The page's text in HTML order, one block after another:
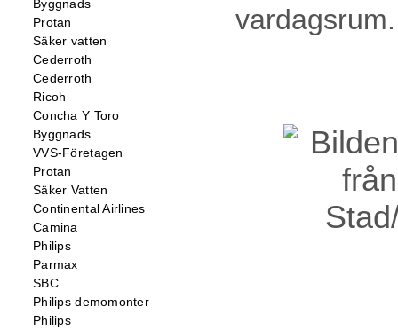
Byggnads
Protan
Säker vatten
Cederroth
Cederroth
Ricoh
Concha Y Toro
Byggnads
VVS-Företagen
Protan
Säker Vatten
Continental Airlines
Camina
Philips
Parmax
SBC
Philips demomonter
Philips
vardagsrum.